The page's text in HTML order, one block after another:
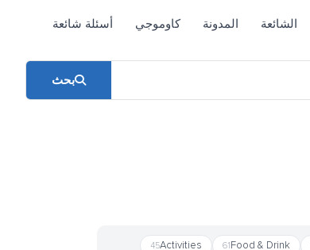
الشائعة المدونة كاوموجي أسئلة شائعة
بحث
Food & Drink
61
Activities
45